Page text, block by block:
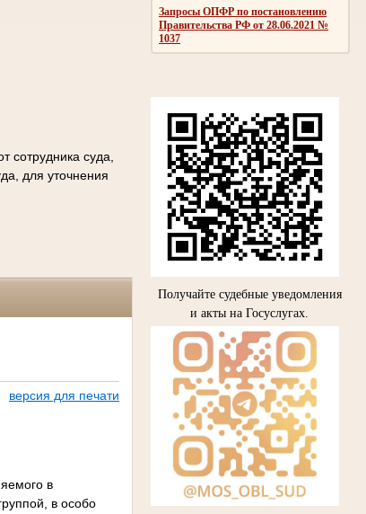
Запросы ОПФР по постановлению
Правительства РФ от 28.06.2021 №
1037
Получайте судебные уведомления
и акты на Госуслугах.
сотрудника суда,
для уточнения
версия для печати
в
в особо